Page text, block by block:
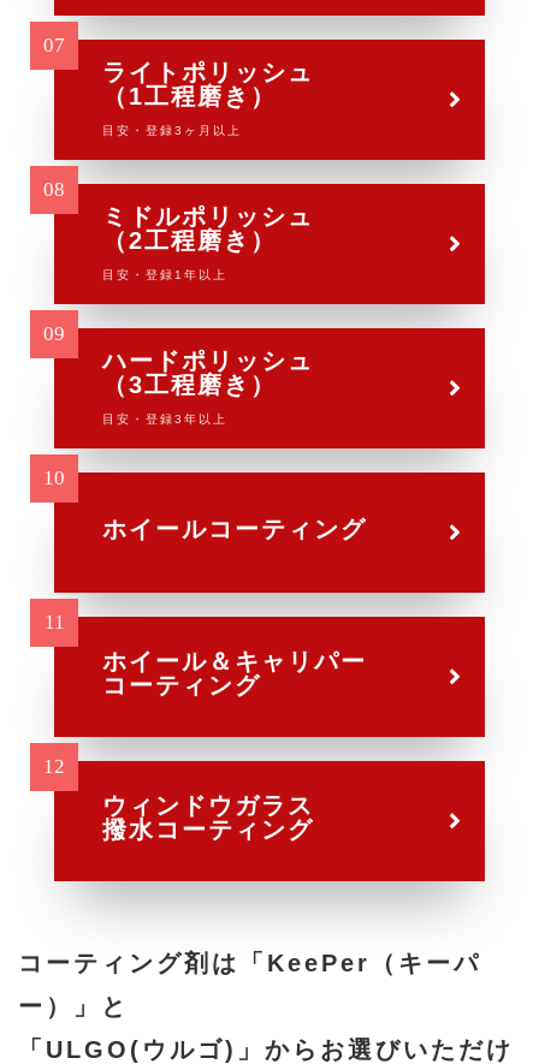
ライトポリッシュ
（1工程磨き）
目安・登録3ヶ月以上
ミドルポリッシュ
（2工程磨き）
目安・登録1年以上
ハードポリッシュ
（3工程磨き）
目安・登録3年以上
ホイールコーティング
ホイール＆キャリパー
コーティング
ウィンドウガラス
撥水コーティング
コーティング剤は
「KeePer（キーパ
ー）」と
「ULGO(ウルゴ)」から お選びいただけ